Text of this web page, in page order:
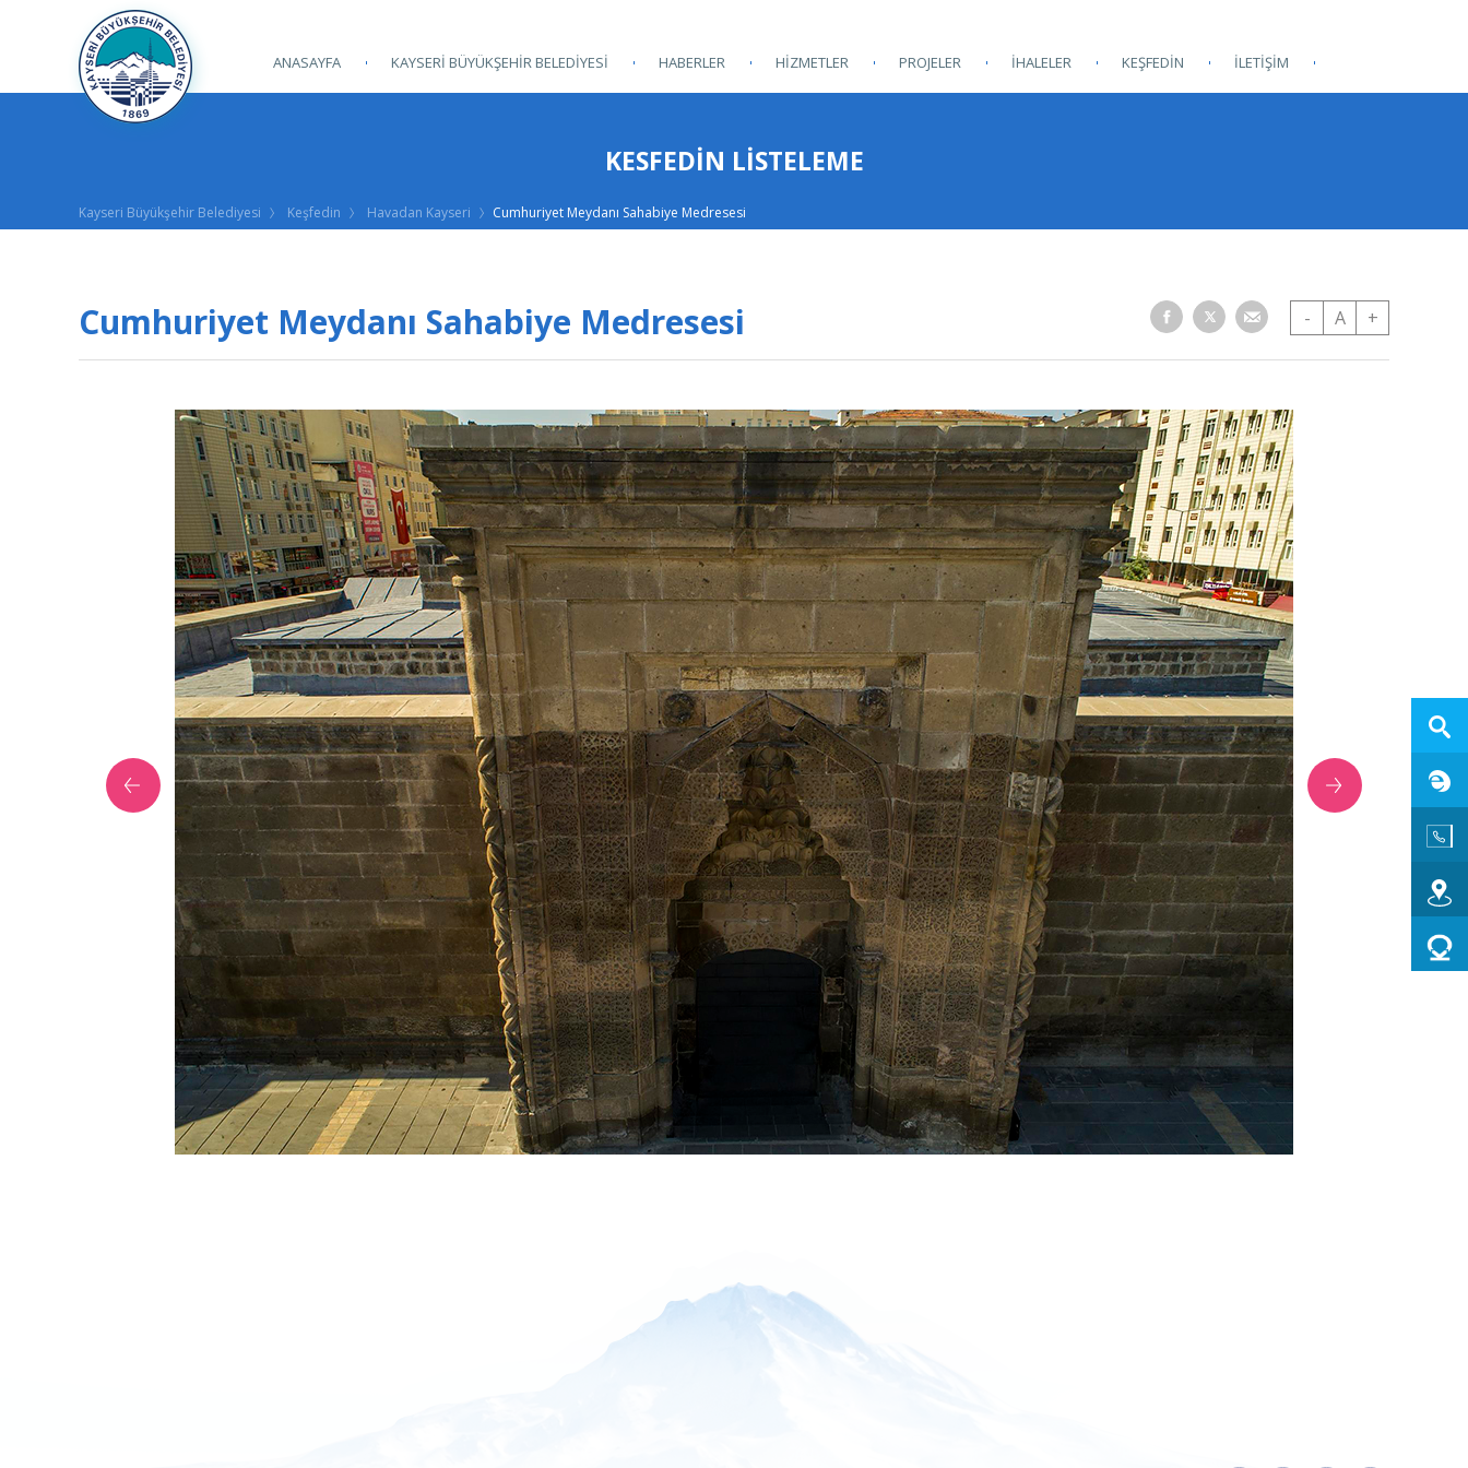
ANASAYFA KAYSERİ BÜYÜKŞEHİR BELEDİYESİ HABERLER HİZMETLER PROJELER İHALELER KEŞFEDİN İLETİŞİM
KESFEDIN LISTELEME
Kayseri Büyükşehir Belediyesi Keşfedin Havadan Kayseri Cumhuriyet Meydanı Sahabiye Medresesi
Cumhuriyet Meydanı Sahabiye Medresesi - A +